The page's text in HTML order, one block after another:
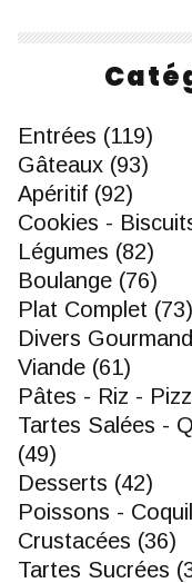
Entrées (119)
Gâteaux (93)
Apéritif (92)
Cookies -
Légumes (82)
Boulange (76)
Plat Complet (73)
Divers
Viande (61)
Pâtes - Riz -
Tartes Salées -
(49)
Desserts (42)
Poissons -
Crustacées (36)
Tartes Sucrées